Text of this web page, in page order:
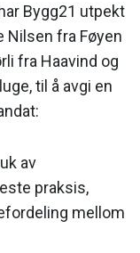
Bygg21 utpekt
Nilsen fra Føyen
fra Haavind og
til å avgi en
av
praksis,
mellom